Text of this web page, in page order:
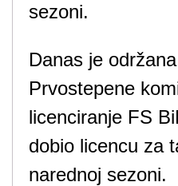
sezoni.
Danas je
Prvostepene
licenciranje FS
dobio licencu za
narednoj sezoni.